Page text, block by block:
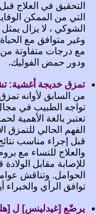
ودور حمض الفوليك.
تمزق خديجة أغشية:
من السابق لأوانه
تواجه الطبيب في مجال
تعتبر بالغة الأهمية
الفهم الحالي للتمزق
قبل إجراء مناسب
والعلاج للنساء مع
للإصابة مقابل
الحوامل. وتناقش
توافق الرأي والخبراء
يرضّع [غيدلينس] ل